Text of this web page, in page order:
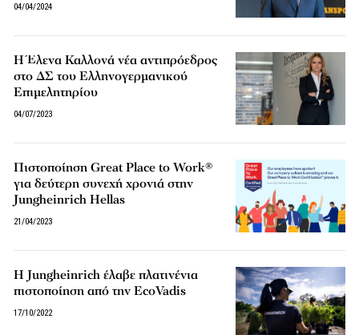
04/04/2024
Η Έλενα Καλλονά νέα αντιπρόεδρος
στο ΔΣ του Ελληνογερμανικού
Επιμελητηρίου
04/07/2023
Πιστοποίηση Great Place to Work®
για δεύτερη συνεχή χρονιά στην
Jungheinrich Hellas
21/04/2023
Η Jungheinrich έλαβε πλατινένια
πιστοποίηση από την EcoVadis
17/10/2022